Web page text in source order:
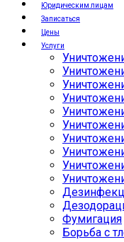
Юридическим лицам
Записаться
Цены
Услуги
Фумигация
Борьба с